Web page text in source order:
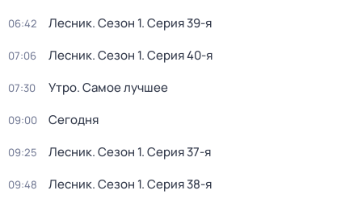
06:42 Лесник. Сезон 1. Серия 39-я
07:06 Лесник. Сезон 1. Серия 40-я
07:30 Утро. Самое лучшее
09:00 Сегодня
09:25 Лесник. Сезон 1. Серия 37-я
09:48 Лесник. Сезон 1. Серия 38-я